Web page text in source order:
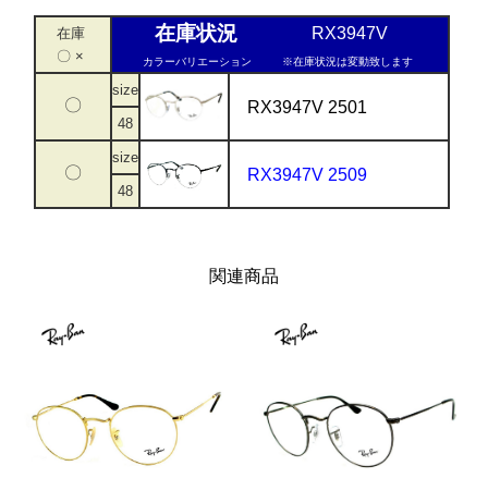
在庫
〇 ×
在庫状況 RX3947V
カラーバリエーション ※在庫状況は変動致します
〇
size
RX3947V 2501
48
〇
size
RX3947V 2509
48
関連商品